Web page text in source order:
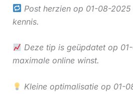
Post herzien op 01-08-
kennis.
Deze tip is geüpdatet op
maximale online winst.
Kleine optimalisatie op 01-